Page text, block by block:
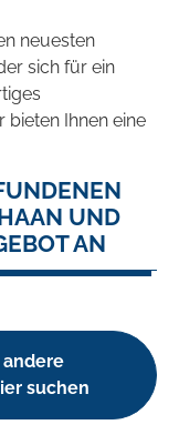
neuesten
sich für ein
bieten Ihnen eine
UND
AN
suchen